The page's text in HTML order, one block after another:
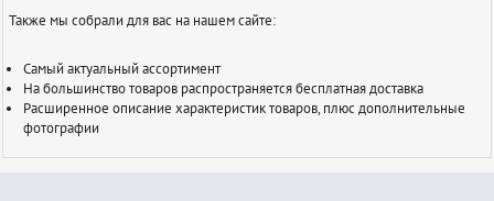
Также мы собрали для вас на нашем сайте:
Самый актуальный ассортимент
На большинство товаров распространяется бесплатная доставка
Расширенное описание характеристик товаров, плюс дополнительные
фотографии